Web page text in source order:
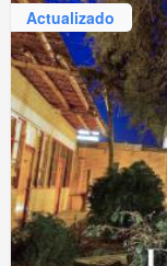
Actualizado